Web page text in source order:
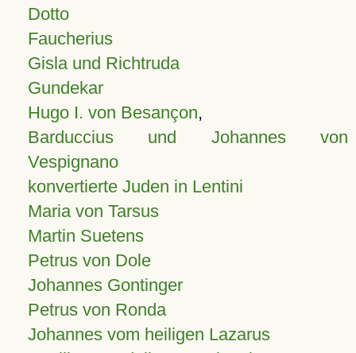
Dotto
Faucherius
Gisla und Richtruda
Gundekar
Hugo I. von Besançon,
Barduccius und Johannes von
Vespignano
konvertierte Juden in Lentini
Maria von Tarsus
Martin Suetens
Petrus von Dole
Johannes Gontinger
Petrus von Ronda
Johannes vom heiligen Lazarus